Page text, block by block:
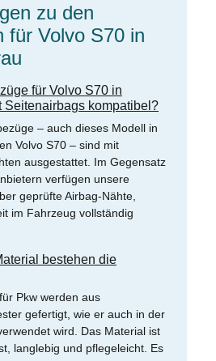
zu den
für Volvo S70 in
für Volvo S70 in
Seitenairbags kompatibel?
– auch dieses Modell in
Volvo S70 – sind mit
ausgestattet. Im Gegensatz
verfügen unsere
geprüfte Airbag-Nähte,
im Fahrzeug vollständig
bestehen die
Pkw werden aus
gefertigt, wie er auch in der
wird. Das Material ist
langlebig und pflegeleicht. Es